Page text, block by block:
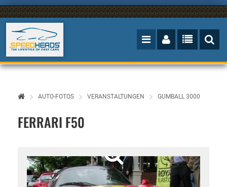
AUTO-FOTOS VERANSTALTUNGEN GUMBALL 3000
FERRARI F50